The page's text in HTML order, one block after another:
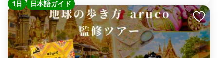
1日 日本語ガイド